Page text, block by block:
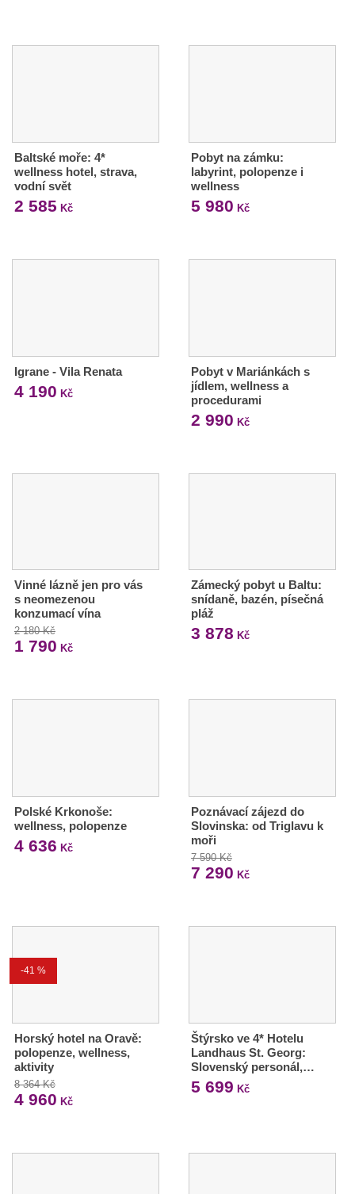
Baltské moře: 4*
wellness hotel, strava,
vodní svět
2 585 Kč
Pobyt na zámku:
labyrint, polopenze i
wellness
5 980 Kč
Igrane - Vila Renata
4 190 Kč
Pobyt v Mariánkách s
jídlem, wellness a
procedurami
2 990 Kč
Vinné lázně jen pro vás
s neomezenou
konzumací vína
2 180 Kč
1 790 Kč
Zámecký pobyt u Baltu:
snídaně, bazén, písečná
pláž
3 878 Kč
Polské Krkonoše:
wellness, polopenze
4 636 Kč
Poznávací zájezd do
Slovinska: od Triglavu k
moři
7 590 Kč
7 290 Kč
-41 %
Horský hotel na Oravě:
polopenze, wellness,
aktivity
8 364 Kč
4 960 Kč
Štýrsko ve 4* Hotelu
Landhaus St. Georg:
Slovenský personál,…
5 699 Kč